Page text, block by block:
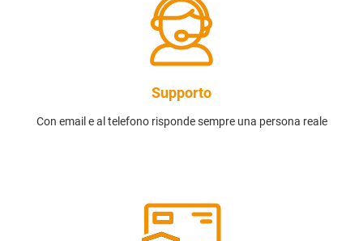
Supporto
Con email e al telefono risponde sempre una persona reale